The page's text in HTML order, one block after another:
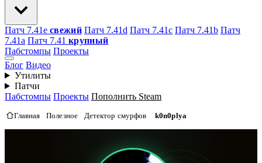
Патч 7.41e свежий Патч 7.41d Патч 7.41c Патч 7.41b Патч
7.41а Патч 7.41 крупный
Пабстомпы Проекты
Блог Видео
Утилиты
Патчи
Пабстомпы Проекты Пополнить Steam
Главная Полезное Детектор смурфов k0n0plya